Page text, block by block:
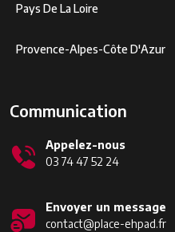
Pays De La Loire
Provence-Alpes-Côte D'Azur
Communication
Appelez-nous
03 74 47 52 24
Envoyer un message
contact@place-ehpad.fr